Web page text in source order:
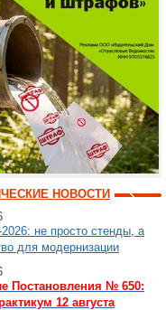
НОВОСТИ
не просто стенды, а
для модернизации
Постановления № 650:
12 августа